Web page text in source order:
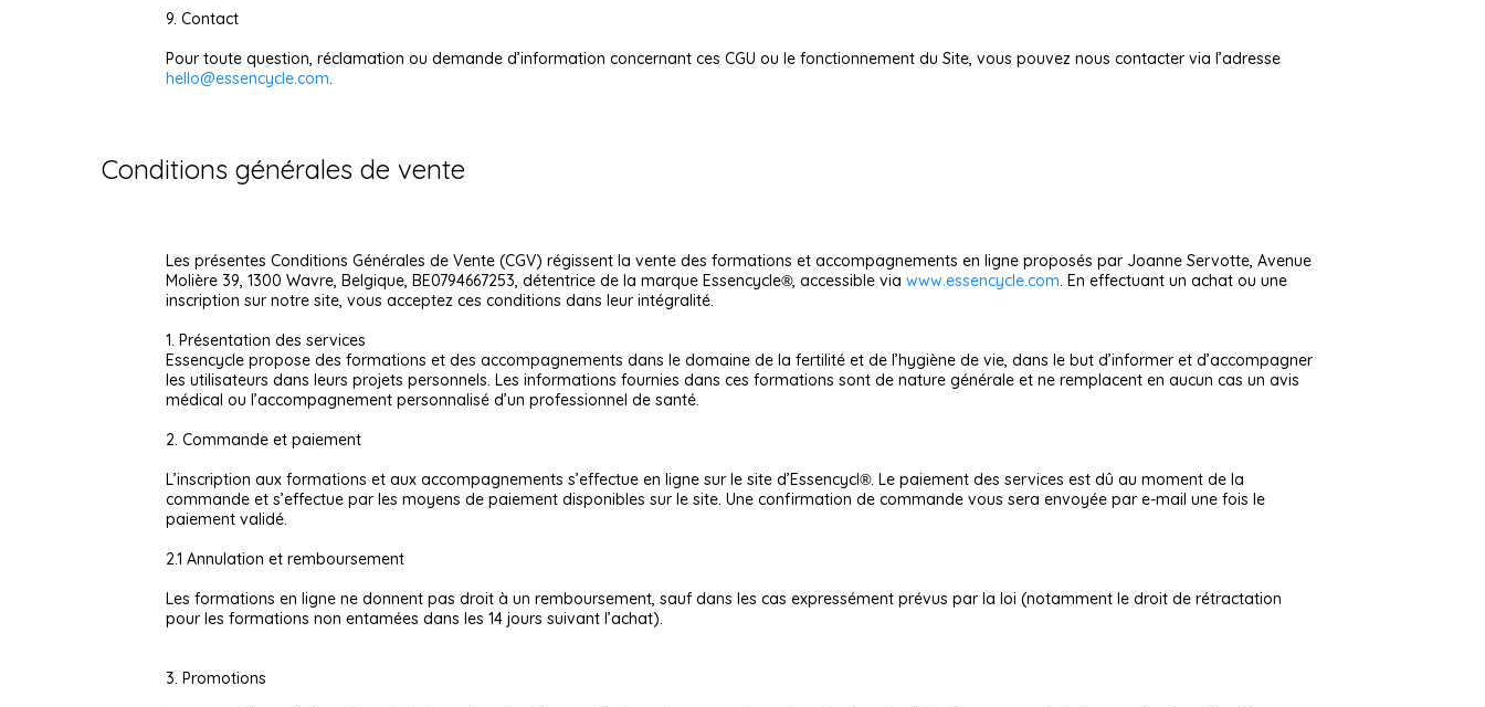
9. Contact
Pour toute question, réclamation ou demande d’information concernant ces CGU ou le fonctionnement du Site, vous pouvez nous contacter via l’adresse
hello@essencycle.com.
Conditions générales de vente
Les présentes Conditions Générales de Vente (CGV) régissent la vente des formations et accompagnements en ligne proposés par Joanne Servotte, Avenue
Molière 39, 1300 Wavre, Belgique, BE0794667253, détentrice de la marque Essencycle®, accessible via www.essencycle.com. En effectuant un achat ou une
inscription sur notre site, vous acceptez ces conditions dans leur intégralité.
1. Présentation des services
Essencycle propose des formations et des accompagnements dans le domaine de la fertilité et de l’hygiène de vie, dans le but d’informer et d’accompagner
les utilisateurs dans leurs projets personnels. Les informations fournies dans ces formations sont de nature générale et ne remplacent en aucun cas un avis
médical ou l’accompagnement personnalisé d’un professionnel de santé.
2. Commande et paiement
L’inscription aux formations et aux accompagnements s’effectue en ligne sur le site d’Essencycl®. Le paiement des services est dû au moment de la
commande et s’effectue par les moyens de paiement disponibles sur le site. Une confirmation de commande vous sera envoyée par e-mail une fois le
paiement validé.
2.1 Annulation et remboursement
Les formations en ligne ne donnent pas droit à un remboursement, sauf dans les cas expressément prévus par la loi (notamment le droit de rétractation
pour les formations non entamées dans les 14 jours suivant l’achat).
3. Promotions